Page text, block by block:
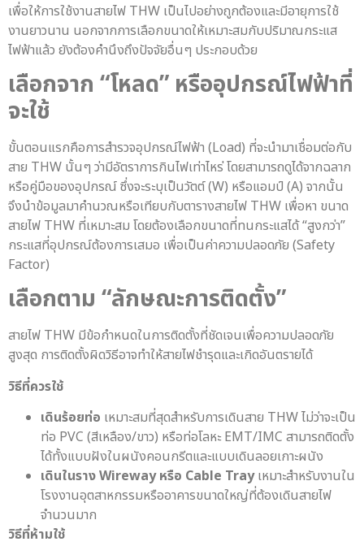
เพื่อให้การใช้งานสายไฟ THW เป็นไปอย่างถูกต้องและมีอายุการใช้
งานยาวนาน นอกจากการเลือกขนาดให้เหมาะสมกับปริมาณกระแส
ไฟฟ้าแล้ว ยังต้องคำนึงถึงปัจจัยอื่นๆ ประกอบด้วย
เลือกจาก “โหลด” หรืออุปกรณ์ไฟฟ้าที่
จะใช้
ขั้นตอนแรกคือการสำรวจอุปกรณ์ไฟฟ้า (Load) ที่จะนำมาเชื่อมต่อกับ
สาย THW นั้นๆ ว่ามีอัตราการกินไฟเท่าไหร่ โดยสามารถดูได้จากฉลาก
หรือคู่มือของอุปกรณ์ ซึ่งจะระบุเป็นวัตต์ (W) หรือแอมป์ (A) จากนั้น
จึงนำข้อมูลมาคำนวณหรือเทียบกับตารางสายไฟ THW เพื่อหา ขนาด
สายไฟ THW ที่เหมาะสม โดยต้องเลือกขนาดที่ทนกระแสได้ “สูงกว่า”
กระแสที่อุปกรณ์ต้องการเสมอ เพื่อเป็นค่าความปลอดภัย (Safety
Factor)
เลือกตาม “ลักษณะการติดตั้ง”
สายไฟ THW มีข้อกำหนดในการติดตั้งที่ชัดเจนเพื่อความปลอดภัย
สูงสุด การติดตั้งผิดวิธีอาจทำให้สายไฟชำรุดและเกิดอันตรายได้
วิธีที่ควรใช้
เดินร้อยท่อ เหมาะสมที่สุดสำหรับการเดินสาย THW ไม่ว่าจะเป็น
ท่อ PVC (สีเหลือง/ขาว) หรือท่อโลหะ EMT/IMC สามารถติดตั้ง
ได้ทั้งแบบฝังในผนังคอนกรีตและแบบเดินลอยเกาะผนัง
เดินในราง Wireway หรือ Cable Trayเหมาะสำหรับงานใน
โรงงานอุตสาหกรรมหรืออาคารขนาดใหญ่ที่ต้องเดินสายไฟ
จำนวนมาก
วิธีที่ห้ามใช้